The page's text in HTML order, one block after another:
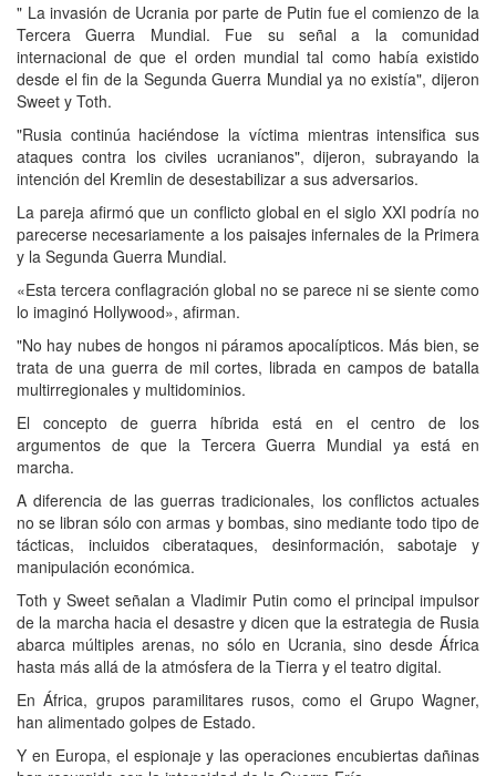
" La invasión de Ucrania por parte de Putin fue el comienzo de la
Tercera Guerra Mundial. Fue su señal a la comunidad
internacional de que el orden mundial tal como había existido
desde el fin de la Segunda Guerra Mundial ya no existía", dijeron
Sweet y Toth.
"Rusia continúa haciéndose la víctima mientras intensifica sus
ataques contra los civiles ucranianos", dijeron, subrayando la
intención del Kremlin de desestabilizar a sus adversarios.
La pareja afirmó que un conflicto global en el siglo XXI podría no
parecerse necesariamente a los paisajes infernales de la Primera
y la Segunda Guerra Mundial.
«Esta tercera conflagración global no se parece ni se siente como
lo imaginó Hollywood», afirman.
"No hay nubes de hongos ni páramos apocalípticos. Más bien, se
trata de una guerra de mil cortes, librada en campos de batalla
multirregionales y multidominios.
El concepto de guerra híbrida está en el centro de los
argumentos de que la Tercera Guerra Mundial ya está en
marcha.
A diferencia de las guerras tradicionales, los conflictos actuales
no se libran sólo con armas y bombas, sino mediante todo tipo de
tácticas, incluidos ciberataques, desinformación, sabotaje y
manipulación económica.
Toth y Sweet señalan a Vladimir Putin como el principal impulsor
de la marcha hacia el desastre y dicen que la estrategia de Rusia
abarca múltiples arenas, no sólo en Ucrania, sino desde África
hasta más allá de la atmósfera de la Tierra y el teatro digital.
En África, grupos paramilitares rusos, como el Grupo Wagner,
han alimentado golpes de Estado.
Y en Europa, el espionaje y las operaciones encubiertas dañinas